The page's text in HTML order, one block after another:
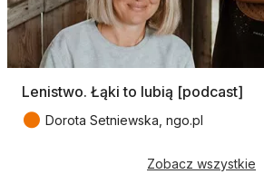
Lenistwo. Łąki to lubią [podcast]
● Dorota Setniewska, ngo.pl
Zobacz wszystkie